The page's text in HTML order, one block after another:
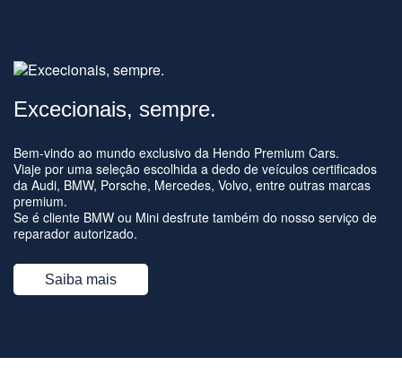
Excecionais, sempre.
Bem-vindo ao mundo exclusivo da Hendo Premium Cars.
Viaje por uma seleção escolhida a dedo de veículos certificados
da Audi, BMW, Porsche, Mercedes, Volvo, entre outras marcas
premium.
Se é cliente BMW ou Mini desfrute também do nosso serviço de
reparador autorizado.
Saiba mais